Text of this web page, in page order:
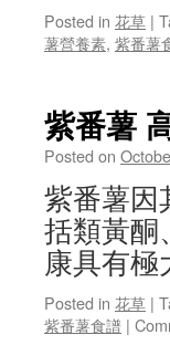
Posted in 花草 |
薯營養素, 紫番薯
紫番薯
Posted on
紫番薯因
括類黃酮
康具有極
Posted in 花草 |
紫番薯食譜 |